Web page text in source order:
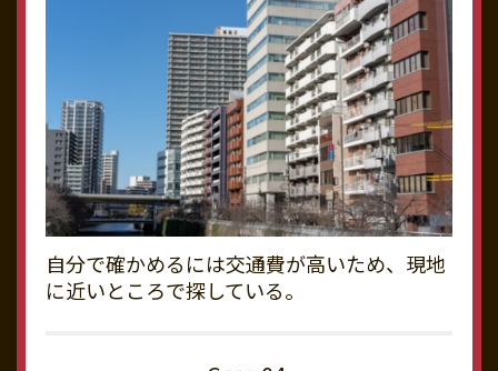
自分で確かめるには交通費が高いため、現地
に近いところで探している。